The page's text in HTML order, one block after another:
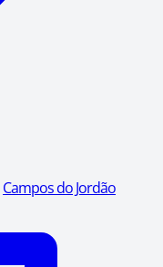
Campos do Jordão